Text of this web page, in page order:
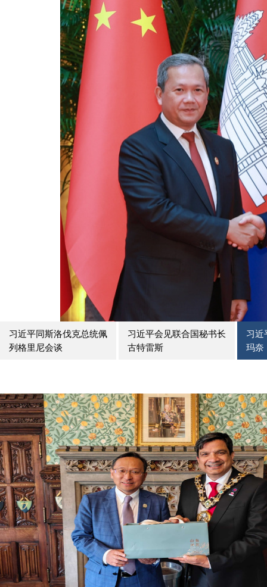
习近平同斯洛伐克总统佩
列格里尼会谈
习近平会见联合国秘书长
古特雷斯
习近
玛奈